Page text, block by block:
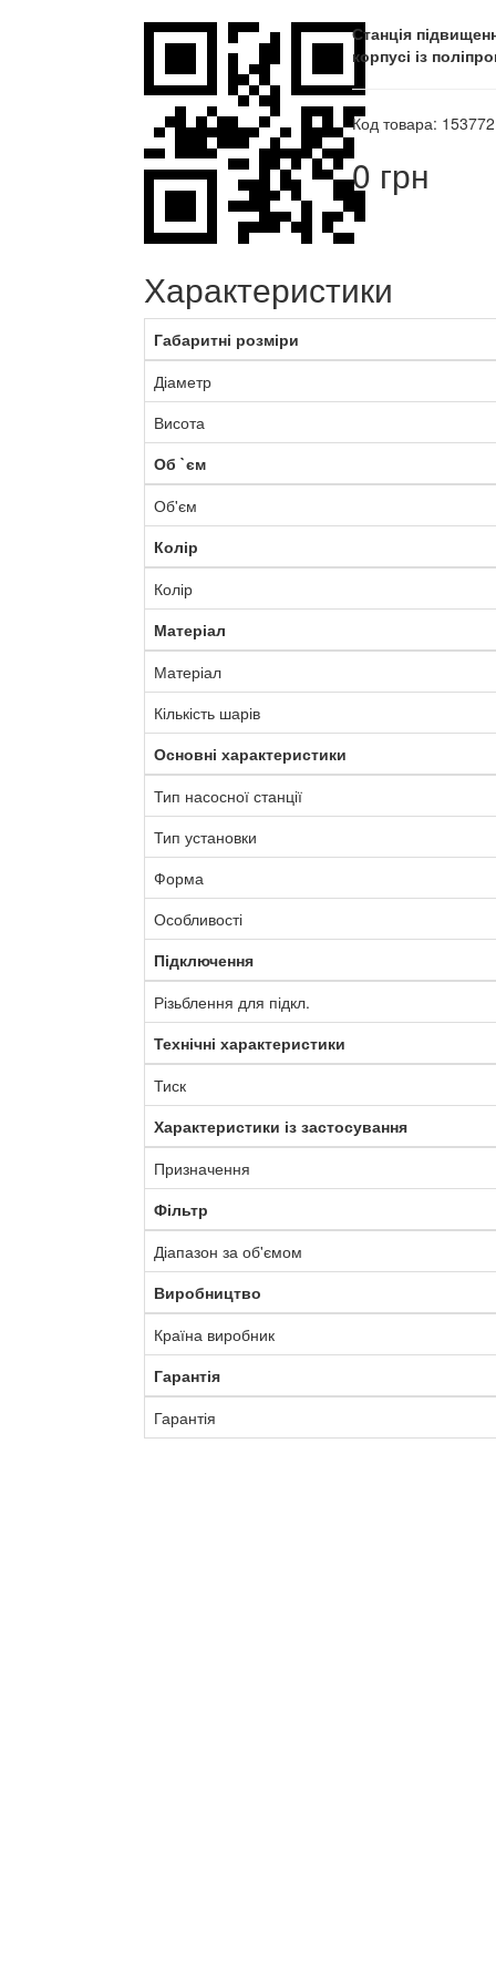
Станція
корпусі із
Код товара: 153772
0 грн
Характеристики
Габаритні розміри
Діаметр
Висота
Об `єм
Об'єм
Колір
Колір
Матеріал
Матеріал
Кількість шарів
Основні характеристики
Тип насосної станції
Тип установки
Форма
Особливості
Підключення
Різьблення для підкл.
Технічні характеристики
Тиск
Характеристики із застосування
Призначення
Фільтр
Діапазон за об'ємом
Виробництво
Країна виробник
Гарантія
Гарантія